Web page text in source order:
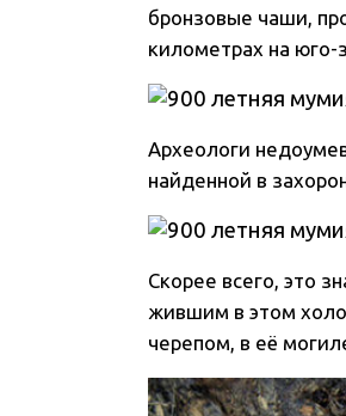
бронзовые чаши,
километрах на юго-
Археологи
найденной в
Скорее всего, это
жившим в этом
черепом, в её